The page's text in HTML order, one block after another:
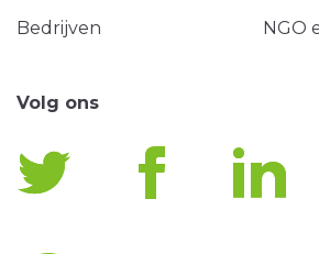
Bedrijven NGO
Volg ons